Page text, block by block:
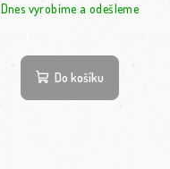
Dnes vyrobíme a odešleme
Do košíku